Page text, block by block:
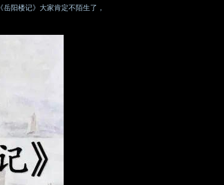
阳楼记》大家肯定不陌生了，